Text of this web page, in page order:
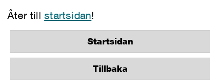
Åter tillstartsidan!
Startsidan
Tillbaka